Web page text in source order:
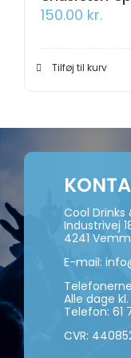
150.00 kr.
Tilføj til kurv
Cool Drinks
Industrivej
4241
E-mail:
Alle dage
Telefon: 61
CVR: